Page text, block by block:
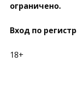
ограничено.
Вход по
18+